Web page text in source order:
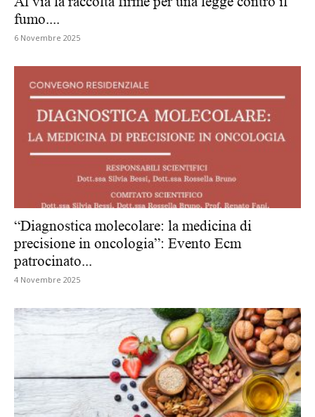
fumo....
6 Novembre 2025
“Diagnostica molecolare: la medicina di
precisione in oncologia”: Evento Ecm
patrocinato...
4 Novembre 2025